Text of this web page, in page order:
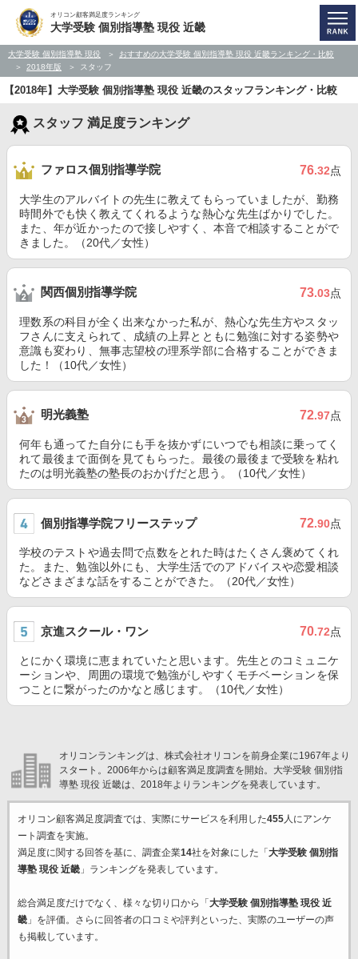
オリコン顧客満足度ランキング
大学受験 個別指導塾 現役 近畿
大学受験 個別指導塾 現役
おすすめの大学受験 個別指導塾 現役 近畿ランキング・比較
2018年版
スタッフ
【2018年】大学受験 個別指導塾 現役 近畿のスタッフランキング・比較
スタッフ 満足度ランキング
ファロス個別指導学院 76.32点
大学生のアルバイトの先生に教えてもらっていましたが、勤務
時間外でも快く教えてくれるような熱心な先生ばかりでした。
また、年が近かったので接しやすく、本音で相談することがで
きました。（20代／女性）
関西個別指導学院 73.03点
理数系の科目が全く出来なかった私が、熱心な先生方やスタッ
フさんに支えられて、成績の上昇とともに勉強に対する姿勢や
意識も変わり、無事志望校の理系学部に合格することができま
した！（10代／女性）
明光義塾 72.97点
何年も通ってた自分にも手を抜かずにいつでも相談に乗ってく
れて最後まで面倒を見てもらった。最後の最後まで受験を粘れ
たのは明光義塾の塾長のおかげだと思う。（10代／女性）
個別指導学院フリーステップ 72.90点
学校のテストや過去問で点数をとれた時はたくさん褒めてくれ
た。また、勉強以外にも、大学生活でのアドバイスや恋愛相談
などさまざまな話をすることができた。（20代／女性）
京進スクール・ワン 70.72点
とにかく環境に恵まれていたと思います。先生とのコミュニケ
ーションや、周囲の環境で勉強がしやすくモチベーションを保
つことに繋がったのかなと感じます。（10代／女性）
オリコンランキングは、株式会社オリコンを前身企業に1967年より
スタート。2006年からは顧客満足度調査を開始。大学受験 個別指
導塾 現役 近畿は、2018年よりランキングを発表しています。
オリコン顧客満足度調査では、実際にサービスを利用した455人にアンケ
ート調査を実施。
満足度に関する回答を基に、調査企業14社を対象にした「 大学受験 個別指
導塾 現役 近畿」ランキングを発表しています。
総合満足度だけでなく、様々な切り口から「 大学受験 個別指導塾 現役 近
畿」を評価。さらに回答者の口コミや評判といった、実際のユーザーの声
も掲載しています。